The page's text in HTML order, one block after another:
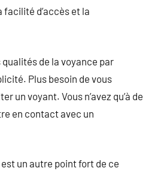
d’accès et la
qualités de la voyance par
Plus besoin de vous
un voyant. Vous n’avez qu’à de
en contact avec un
un autre point fort de ce